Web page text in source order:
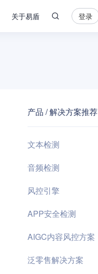
关于易盾
安
全
控
登录
产品 / 解决方案推荐
文本检测
音频检测
风控引擎
APP安全检测
AIGC内容风控方案
泛零售解决方案